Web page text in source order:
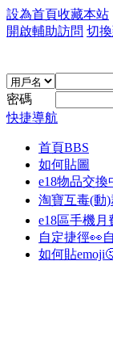
設為首頁收藏本站
開啟輔助訪問 切
密碼
快捷導航
首頁BBS
如何貼圖
e18物品交換
淘寶互毒(動
e18區手機
自定捷徑👀
如何貼